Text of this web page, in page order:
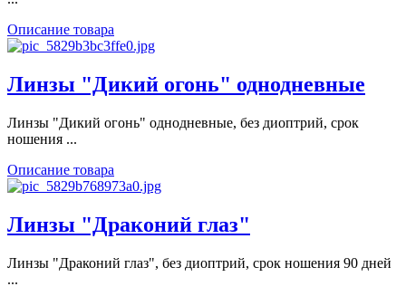
Описание товара
Линзы "Дикий огонь" однодневные
Линзы "Дикий огонь" однодневные, без диоптрий, срок
ношения ...
Описание товара
Линзы "Драконий глаз"
Линзы "Драконий глаз", без диоптрий, срок ношения 90 дней
...